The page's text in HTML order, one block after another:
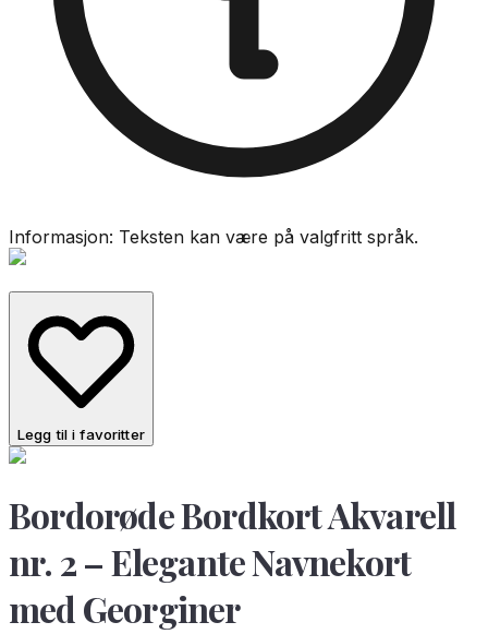
Informasjon: Teksten kan være på valgfritt språk.
Legg til i favoritter
Bordorøde Bordkort Akvarell
nr. 2 – Elegante Navnekort
med Georginer